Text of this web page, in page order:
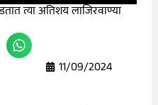
त्या अतिशय लाजिरवाण्या
11/09/2024